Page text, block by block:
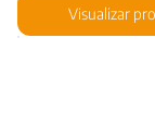
Visualizar